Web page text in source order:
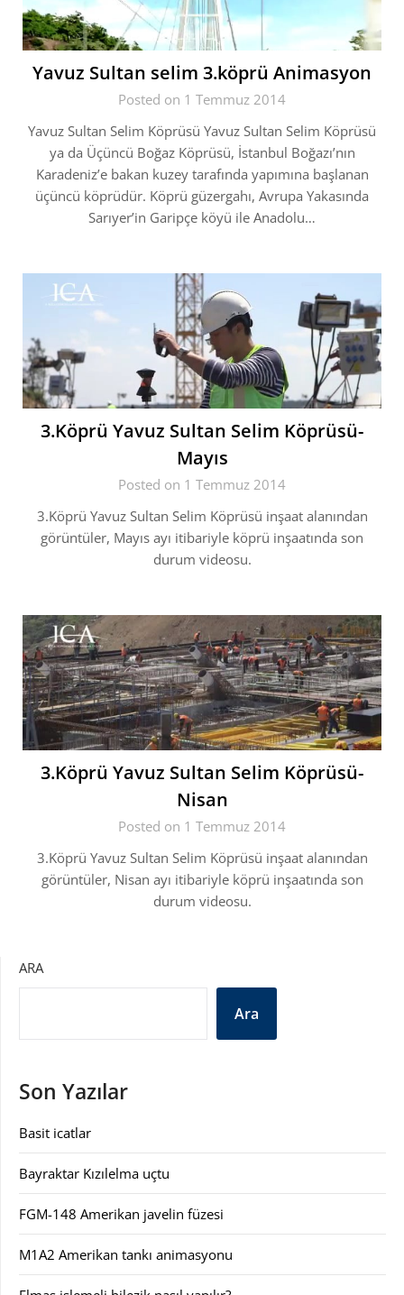
Yavuz Sultan selim 3.köprü Animasyon
Posted on 1 Temmuz 2014
Yavuz Sultan Selim Köprüsü Yavuz Sultan Selim Köprüsü
ya da Üçüncü Boğaz Köprüsü, İstanbul Boğazı’nın
Karadeniz’e bakan kuzey tarafında yapımına başlanan
üçüncü köprüdür. Köprü güzergahı, Avrupa Yakasında
Sarıyer’in Garipçe köyü ile Anadolu…
3.Köprü Yavuz Sultan Selim Köprüsü-
Mayıs
Posted on 1 Temmuz 2014
3.Köprü Yavuz Sultan Selim Köprüsü inşaat alanından
görüntüler, Mayıs ayı itibariyle köprü inşaatında son
durum videosu.
3.Köprü Yavuz Sultan Selim Köprüsü-
Nisan
Posted on 1 Temmuz 2014
3.Köprü Yavuz Sultan Selim Köprüsü inşaat alanından
görüntüler, Nisan ayı itibariyle köprü inşaatında son
durum videosu.
ARA
Ara
Son Yazılar
Basit icatlar
Bayraktar Kızılelma uçtu
FGM-148 Amerikan javelin füzesi
M1A2 Amerikan tankı animasyonu